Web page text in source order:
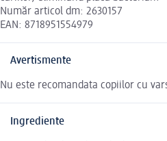
Număr articol dm: 2630157
EAN: 8718951554979
Avertismente
Nu este recomandata copiilor cu
Ingrediente